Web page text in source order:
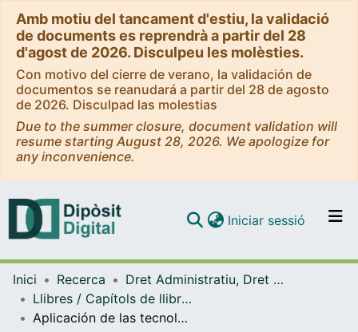
Amb motiu del tancament d'estiu, la validació
de documents es reprendrà a partir del 28
d'agost de 2026. Disculpeu les molèsties.
Con motivo del cierre de verano, la validación de
documentos se reanudará a partir del 28 de agosto
de 2026. Disculpad las molestias
Due to the summer closure, document validation will
resume starting August 28, 2026. We apologize for
any inconvenience.
Navega per tot el DD
Com publicar
Iniciar sessió (current)
Inici Recerca
Dret Administratiu, Dret Processal i Dret Financer i Tributari
Llibres / Capítols de llibre (Dret Administratiu, Dret Processal i Dret Financer i Tributari)
Aplicación de las tecnologías a la recaudación tributaria: el NRC